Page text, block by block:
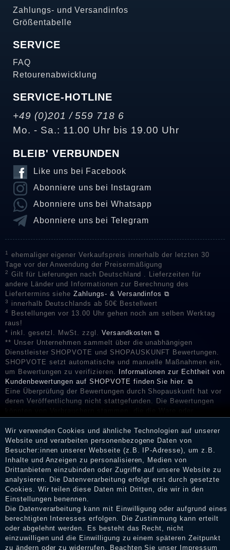
Zahlungs- und Versandinfos
Größentabelle
SERVICE
FAQ
Retourenabwicklung
SERVICE-HOTLINE
+49 (0)201 / 559 718 6
Mo. - Sa.: 11.00 Uhr bis 19.00 Uhr
BLEIB' VERBUNDEN
Like uns bei Facebook
Abonniere uns bei Instagram
Abonniere uns bei Whatsapp
Abonniere uns bei Telegram
1
ehemaliger eigener Verkaufspreis innerhalb der letzten 30
Tage vor der Anwendung der Preisermäßigung
2
Gilt für Lieferungen nach Deutschland . Lieferzeiten für
andere Länder und Informationen zur Berechnung des
Liefertermins sieheZahlungs- & Versandinfos ⧉
3 innerhalb Deutschlands ab 50€ Bestellwert
4
Bestellungen vor 13.00 Uhr gehen noch am selben Werktag
raus!
* inkl. gesetzl. MwSt. zzgl. Versandkosten ⧉
** Unser Unternehmen sammelt über die unabhängigen
Dienstleister SHOPVOTE und SHOPAUSKUNFT Bewertungen.
SHOPVOTE setzt automatische und manuelle Maßnahmen ein,
um Bewertungen zu verifizieren.
Informationen zur Echtheit von
Kundenbewertungen auf SHOPVOTE finden Sie hier. ⧉
Eine Überprüfung der Bewertungen durch Shopauskunft hat vor
deren Veröffentlichung nicht stattgefunden. Die Bewertungen
könnten von Verbrauchern stammen, die die Ware oder
Erhalt einer Benachrichtigungs-E-Mail können Händler die
Bewertungen verifizieren und über die erfolgte Verifizierung im
Shop informieren.
Impressum
Daten­schutz­erklärung
Wir verwenden Cookies und ähnliche Technologien auf unserer
Website und verarbeiten personenbezogene Daten von
Besucher:innen unserer Webseite (z.B. IP-Adresse), um z.B.
Inhalte und Anzeigen zu personalisieren, Medien von
Drittanbietern einzubinden oder Zugriffe auf unsere Website zu
analysieren. Die Datenverarbeitung erfolgt erst durch gesetzte
Cookies. Wir teilen diese Daten mit Dritten, die wir in den
Einstellungen benennen.
Die Datenverarbeitung kann mit Einwilligung oder aufgrund eines
berechtigten Interesses erfolgen. Die Zustimmung kann erteilt
oder abgelehnt werden. Es besteht das Recht, nicht
einzuwilligen und die Einwilligung zu einem späteren Zeitpunkt
zu ändern oder zu widerrufen. Beachten Sie unser
Impressum